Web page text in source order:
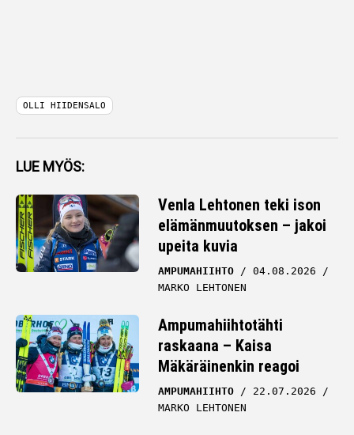
OLLI HIIDENSALO
LUE MYÖS:
Venla Lehtonen teki ison
elämänmuutoksen – jakoi
upeita kuvia
AMPUMAHIIHTO
04.08.2026
MARKO LEHTONEN
Ampumahiihtotähti
raskaana – Kaisa
Mäkäräinenkin reagoi
AMPUMAHIIHTO
22.07.2026
MARKO LEHTONEN